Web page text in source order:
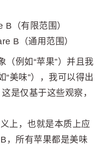
（有限范围）
B（通用范围）
（例如“苹果”）并且我
“美味”），我可以得出
是仅基于这些观察，
上，也就是本质上应
，所有苹果都是美味